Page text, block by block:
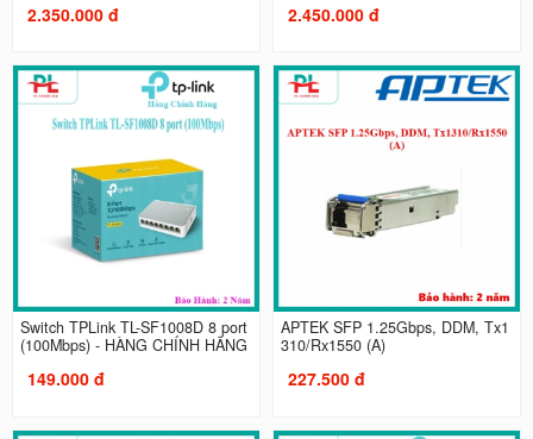
2.350.000 đ 2.450.000 đ
Switch TPLink TL-SF1008D 8 port
(100Mbps) - HÀNG CHÍNH HÃNG
149.000 đ
APTEK SFP 1.25Gbps, DDM, Tx1
310/Rx1550 (A)
227.500 đ